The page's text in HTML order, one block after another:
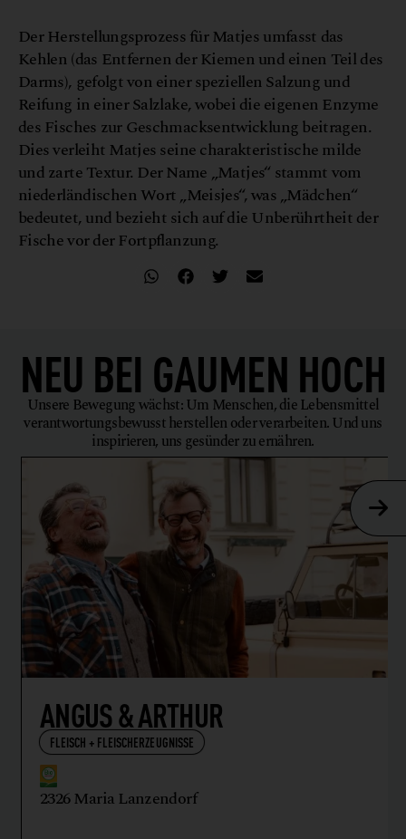
Der Herstellungsprozess für Matjes umfasst das
Kehlen (das Entfernen der Kiemen und einen Teil des
Darms), gefolgt von einer speziellen Salzung und
Reifung in einer Salzlake, wobei die eigenen Enzyme
des Fisches zur Geschmacksentwicklung beitragen.
Dies verleiht Matjes seine charakteristische milde
und zarte Textur. Der Name „Matjes“ stammt vom
niederländischen Wort „Meisjes“, was „Mädchen“
bedeutet, und bezieht sich auf die Unberührtheit der
Fische vor der Fortpflanzung.
NEU BEI GAUMEN HOCH
Unsere Bewegung wächst: Um Menschen, die Lebensmittel
verantwortungsbewusst herstellen oder verarbeiten. Und uns
inspirieren, uns gesünder zu ernähren.
ANGUS & ARTHUR
FLEISCH + FLEISCHERZEUGNISSE
2326 Maria Lanzendorf